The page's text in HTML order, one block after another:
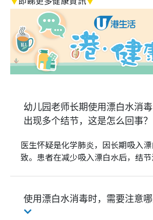
幼儿园老师长期使用漂白水消
出现多个结节，这是怎么回事？
医生怀疑是化学肺炎，因长期吸入
致。患者在减少吸入漂白水后，结节
使用漂白水消毒时，需要注意哪